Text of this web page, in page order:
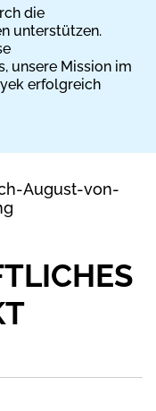
die
unterstützen.
unsere Mission im
erfolgreich
August-von-